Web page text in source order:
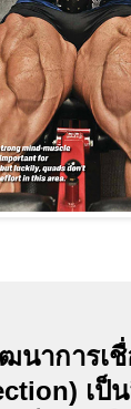
นาการเ
เป็